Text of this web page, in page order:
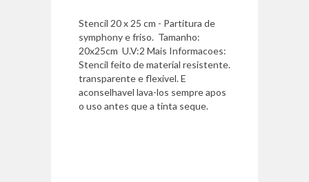
Stencil 20 x 25 cm - Partitura de
symphony e friso. Tamanho:
20x25cm U.V:2 Mais Informacoes:
Stencil feito de material resistente.
transparente e flexivel. E
aconselhavel lava-los sempre apos
o uso antes que a tinta seque.